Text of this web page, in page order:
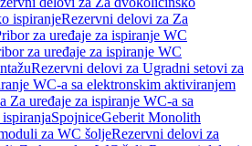
ispiranjeRezervni delovi za Za
za uređaje za ispiranje WC
za uređaje za ispiranje WC
Rezervni delovi za Ugradni setovi za
WC-a sa elektronskim aktiviranjem
Za uređaje za ispiranje WC-a sa
SpojniceGeberit Monolith
za WC šoljeRezervni delovi za